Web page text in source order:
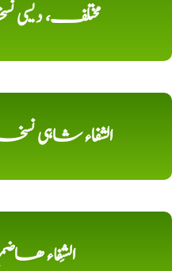
مختلف،
الشفاء شاہی
الشِفاء